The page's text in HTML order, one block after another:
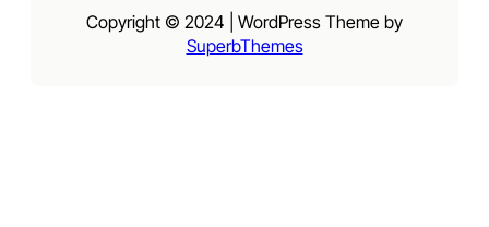
Copyright © 2024 | WordPress Theme by
SuperbThemes